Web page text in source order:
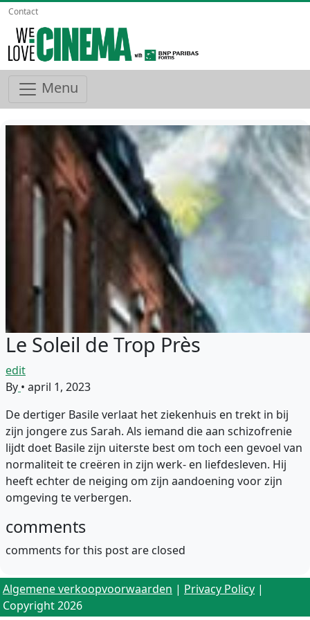
Contact
Menu
Le Soleil de Trop Près
edit
By • april 1, 2023
De dertiger Basile verlaat het ziekenhuis en trekt in bij
zijn jongere zus Sarah. Als iemand die aan schizofrenie
lijdt doet Basile zijn uiterste best om toch een gevoel van
normaliteit te creëren in zijn werk- en liefdesleven. Hij
heeft echter de neiging om zijn aandoening voor zijn
omgeving te verbergen.
comments
comments for this post are closed
Algemene verkoopvoorwaarden | Privacy Policy |
Copyright 2026